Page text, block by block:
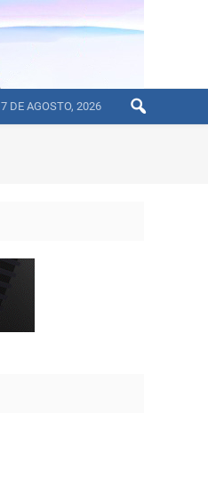
7 DE AGOSTO, 2026